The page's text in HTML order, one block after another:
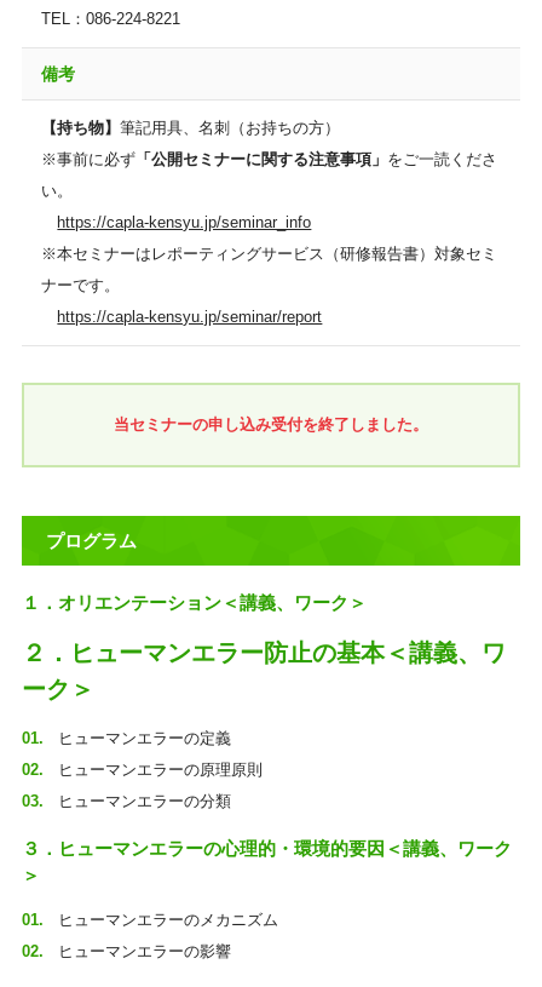
TEL：086-224-8221
備考
【持ち物】筆記用具、名刺（お持ちの方）
※事前に必ず 「公開セミナーに関する注意事項」 をご一読くださ
い。
https://capla-kensyu.jp/seminar_info
※本セミナーはレポーティングサービス（研修報告書）対象セミ
ナーです。
https://capla-kensyu.jp/seminar/report
当セミナーの申し込み受付を終了しました。
プログラム
１．オリエンテーション＜講義、ワーク＞
２．ヒューマンエラー防止の基本＜講義、ワ
ーク＞
ヒューマンエラーの定義
ヒューマンエラーの原理原則
ヒューマンエラーの分類
３．ヒューマンエラーの心理的・環境的要因＜講義、ワーク
＞
ヒューマンエラーのメカニズム
ヒューマンエラーの影響